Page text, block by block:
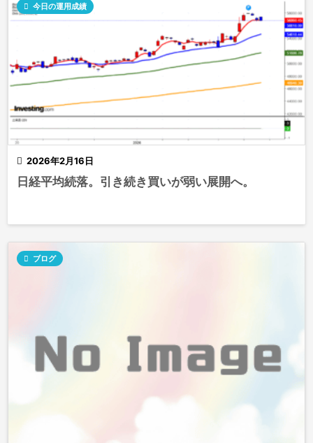
 2026年2月16日
 今日の運用成績
日経平均続落。引き続き買いが弱い展開へ。
 ブログ